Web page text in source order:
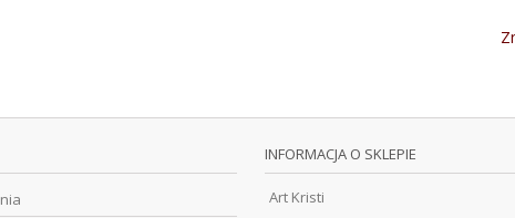
INFORMACJA O SKLEPIE
Art Kristi